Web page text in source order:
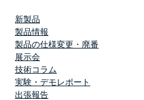
新製品
製品情報
製品の仕様変更・廃番
展示会
技術コラム
実験・デモレポート
出張報告